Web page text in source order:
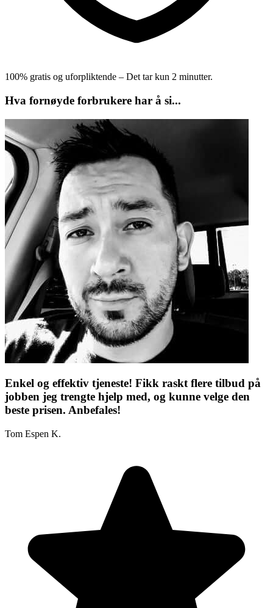
100% gratis og uforpliktende – Det tar kun 2 minutter.
Hva fornøyde forbrukere har å si...
Enkel og effektiv tjeneste! Fikk raskt flere tilbud på
jobben jeg trengte hjelp med, og kunne velge den
beste prisen. Anbefales!
Tom Espen K.